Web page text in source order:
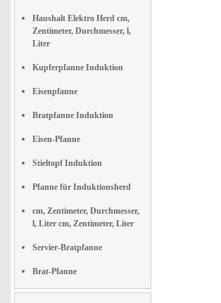
Haushalt Elektro Herd cm,
Zentimeter, Durchmesser, l,
Liter
Kupferpfanne Induktion
Eisenpfanne
Bratpfanne Induktion
Eisen-Pfanne
Stieltopf Induktion
Pfanne für Induktionsherd
cm, Zentimeter, Durchmesser,
l, Liter cm, Zentimeter, Liter
Servier-Bratpfanne
Brat-Pfanne